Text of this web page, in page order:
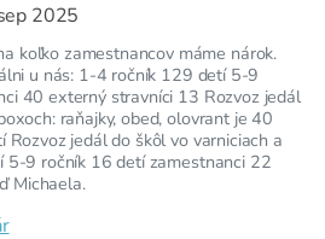
2025
koľko zamestnancov máme nárok.
u nás: 1-4 ročník 129 detí 5-9
40 externý stravníci 13 Rozvoz jedál
raňajky, obed, olovrant je 40
jedál do škôl vo varniciach a
5-9 ročník 16 detí zamestnanci 22
Michaela.